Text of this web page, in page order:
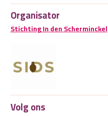
Organisator
Stichting In den Scherminckel
Volg ons